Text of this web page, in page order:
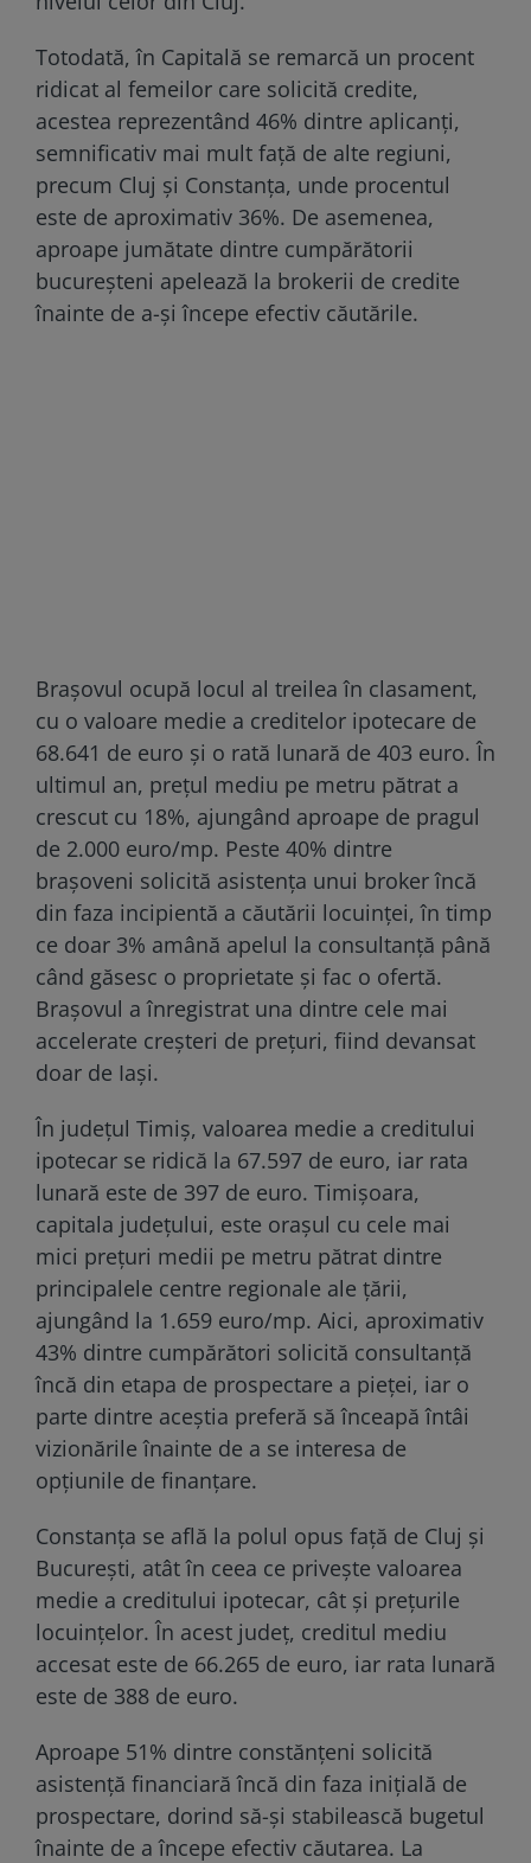
Totodată, în Capitală se remarcă un procent
ridicat al femeilor care solicită credite,
acestea reprezentând 46% dintre aplicanți,
semnificativ mai mult față de alte regiuni,
precum Cluj și Constanța, unde procentul
este de aproximativ 36%. De asemenea,
aproape jumătate dintre cumpărătorii
bucureșteni apelează la brokerii de credite
înainte de a-și începe efectiv căutările.
Brașovul ocupă locul al treilea în clasament,
cu o valoare medie a creditelor ipotecare de
68.641 de euro și o rată lunară de 403 euro. În
ultimul an, prețul mediu pe metru pătrat a
crescut cu 18%, ajungând aproape de pragul
de 2.000 euro/mp. Peste 40% dintre
brașoveni solicită asistența unui broker încă
din faza incipientă a căutării locuinței, în timp
ce doar 3% amână apelul la consultanță până
când găsesc o proprietate și fac o ofertă.
Brașovul a înregistrat una dintre cele mai
accelerate creșteri de prețuri, fiind devansat
doar de Iași.
În județul Timiș, valoarea medie a creditului
ipotecar se ridică la 67.597 de euro, iar rata
lunară este de 397 de euro. Timișoara,
capitala județului, este orașul cu cele mai
mici prețuri medii pe metru pătrat dintre
principalele centre regionale ale țării,
ajungând la 1.659 euro/mp. Aici, aproximativ
43% dintre cumpărători solicită consultanță
încă din etapa de prospectare a pieței, iar o
parte dintre aceștia preferă să înceapă întâi
vizionările înainte de a se interesa de
opțiunile de finanțare.
Constanța se află la polul opus față de Cluj și
București, atât în ceea ce privește valoarea
medie a creditului ipotecar, cât și prețurile
locuințelor. În acest județ, creditul mediu
accesat este de 66.265 de euro, iar rata lunară
este de 388 de euro.
Aproape 51% dintre constănțeni solicită
asistență financiară încă din faza inițială de
prospectare, dorind să-și stabilească bugetul
înainte de a începe efectiv căutarea. La